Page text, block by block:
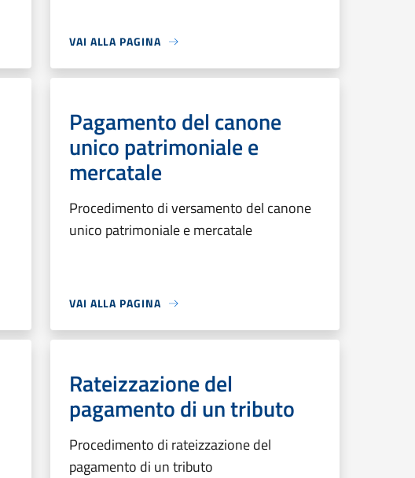
VAI ALLA PAGINA
Pagamento del canone
unico patrimoniale e
mercatale
Procedimento di versamento del canone
unico patrimoniale e mercatale
VAI ALLA PAGINA
Rateizzazione del
pagamento di un tributo
Procedimento di rateizzazione del
pagamento di un tributo